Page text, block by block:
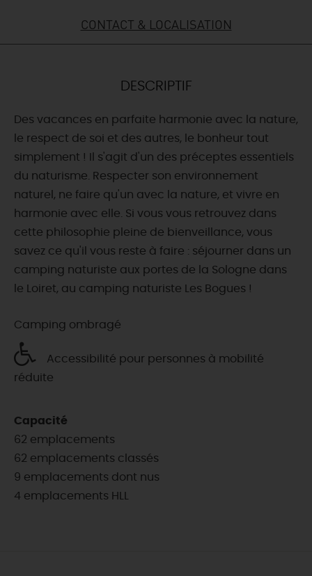
DEMAIN
CE WEEK-END
CETTE SEMAINE
TOUT L'AGENDA
CONTACT & LOCALISATION
DESCRIPTIF
Des vacances en parfaite harmonie avec la nature,
le respect de soi et des autres, le bonheur tout
simplement ! Il s'agit d'un des préceptes essentiels
du naturisme. Respecter son environnement
naturel, ne faire qu'un avec la nature, et vivre en
harmonie avec elle. Si vous vous retrouvez dans
cette philosophie pleine de bienveillance, vous
savez ce qu'il vous reste à faire : séjourner dans un
camping naturiste aux portes de la Sologne dans
le Loiret, au camping naturiste Les Bogues !
Camping ombragé
Accessibilité pour personnes à mobilité
réduite
Capacité
62 emplacements
62 emplacements classés
9 emplacements dont nus
4 emplacements HLL